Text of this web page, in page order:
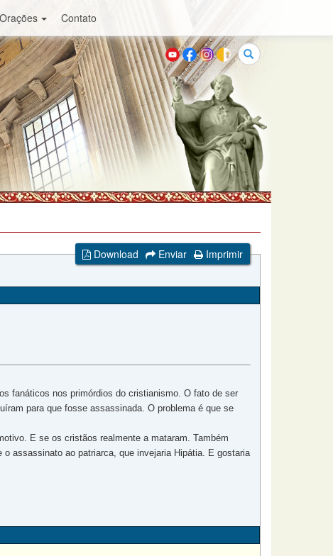
Orações Contato
Buscar
Download Enviar
Imprimir
fanáticos nos primórdios do cristianismo. O fato de ser
para que fosse assassinada. O problema é que se
E se os cristãos realmente a mataram. Também
assassinato ao patriarca, que invejaria Hipátia. E gostaria